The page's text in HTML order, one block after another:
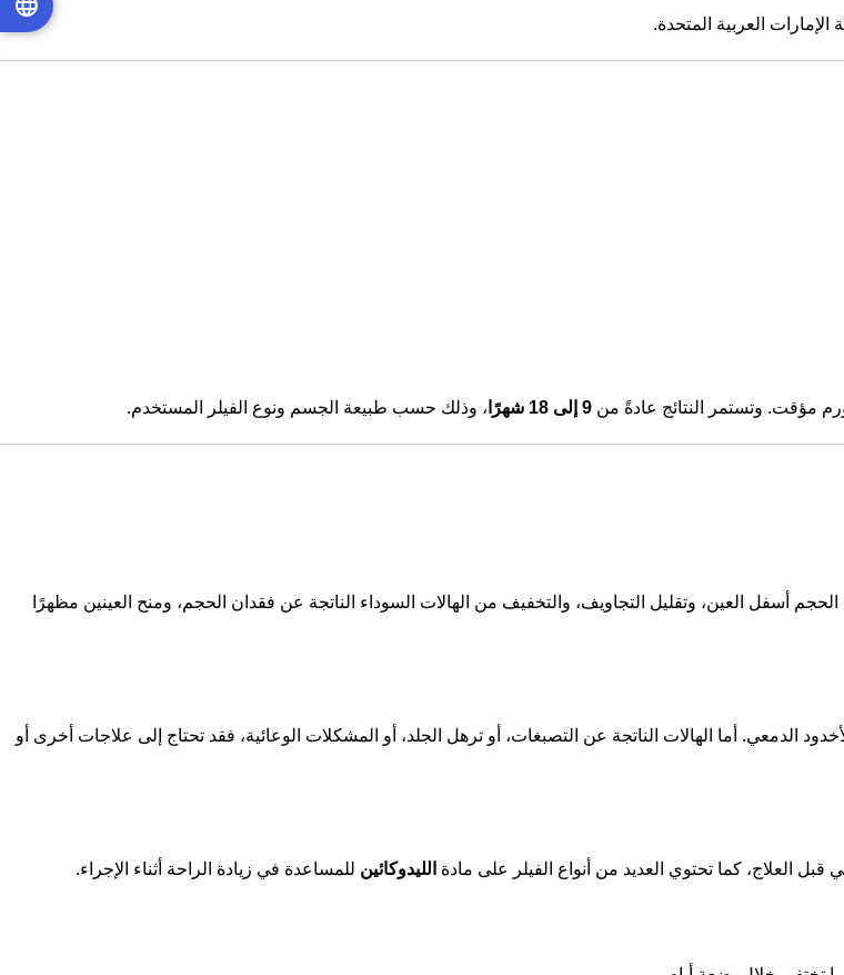
العربية المتحدة.
مؤقت. وتستمر النتائج عادةً من 9 إلى 18 شهرًا ، وذلك حسب طبيعة الجسم ونوع الفيلر المستخدم.
أسفل العين، وتقليل التجاويف، والتخفيف من الهالات السوداء الناتجة عن فقدان الحجم، ومنح العينين مظهرًا
الدمعي. أما الهالات الناتجة عن التصبغات، أو ترهل الجلد، أو المشكلات الوعائية، فقد تحتاج إلى علاجات أخرى أو
كما تحتوي العديد من أنواع الفيلر على مادة الليدوكائين للمساعدة في زيادة الراحة أثناء الإجراء.